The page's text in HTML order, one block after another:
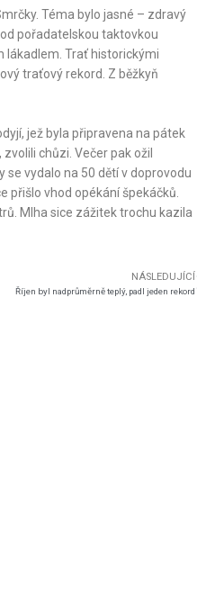
Téma bylo jasné – zdravý
pořadatelskou taktovkou
lákadlem. Trať historickými
traťový rekord. Z běžkyň
jež byla připravena na pátek
chůzi. Večer pak ožil
se vydalo na 50 dětí v doprovodu
přišlo vhod opékání špekáčků.
Mlha sice zážitek trochu kazila
NÁSLEDUJÍCÍ
Říjen byl nadprůměrně teplý, padl jeden rekord